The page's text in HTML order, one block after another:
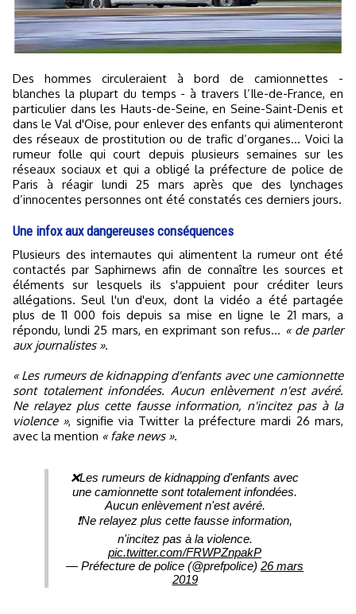
Des hommes circuleraient à bord de camionnettes -
blanches la plupart du temps - à travers l’Ile-de-France, en
particulier dans les Hauts-de-Seine, en Seine-Saint-Denis et
dans le Val d'Oise, pour enlever des enfants qui alimenteront
des réseaux de prostitution ou de trafic d’organes... Voici la
rumeur folle qui court depuis plusieurs semaines sur les
réseaux sociaux et qui a obligé la préfecture de police de
Paris à réagir lundi 25 mars après que des lynchages
d’innocentes personnes ont été constatés ces derniers jours.
Une infox aux dangereuses conséquences
Plusieurs des internautes qui alimentent la rumeur ont été
contactés par Saphirnews afin de connaître les sources et
éléments sur lesquels ils s'appuient pour créditer leurs
allégations. Seul l'un d'eux, dont la vidéo a été partagée
plus de 11 000 fois depuis sa mise en ligne le 21 mars, a
répondu, lundi 25 mars, en exprimant son refus... « de parler
aux journalistes ».
« Les rumeurs de kidnapping d'enfants avec une camionnette
sont totalement infondées. Aucun enlèvement n'est avéré.
Ne relayez plus cette fausse information, n'incitez pas à la
violence », signifie via Twitter la préfecture mardi 26 mars,
avec la mention « fake news ».
❌Les rumeurs de kidnapping d'enfants avec
une camionnette sont totalement infondées.
Aucun enlèvement n'est avéré.
❗️Ne relayez plus cette fausse information,
n'incitez pas à la violence.
pic.twitter.com/FRWPZnpakP
— Préfecture de police (@prefpolice) 26 mars
2019